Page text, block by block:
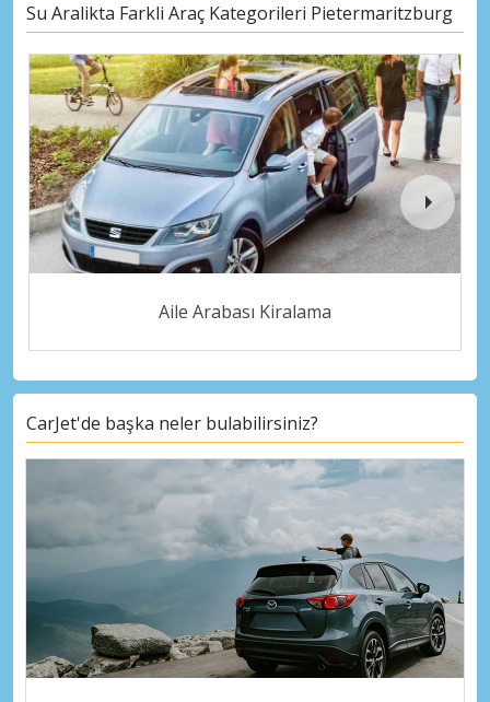
Su Aralikta Farkli Araç Kategorileri Pietermaritzburg
Aile Arabası Kiralama
CarJet'de başka neler bulabilirsiniz?